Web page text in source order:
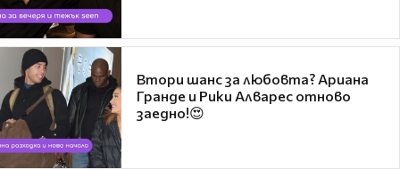
Втори шанс за любовта? Ариана
Гранде и Рики Алварес отново
заедно!😍